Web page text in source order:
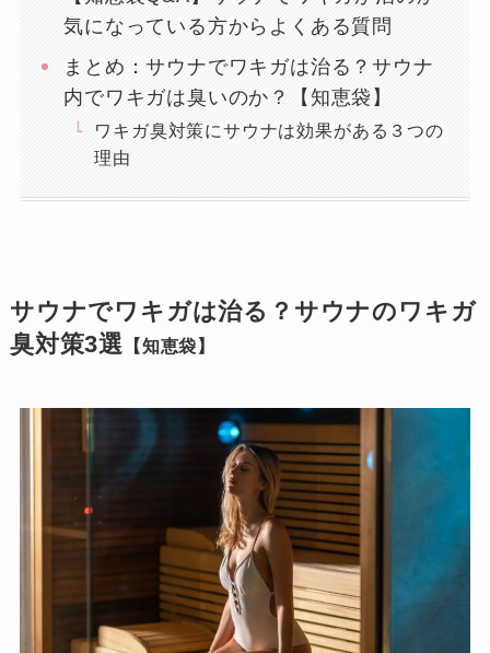
気になっている方からよくある質問
まとめ：サウナでワキガは治る？サウナ
内でワキガは臭いのか？【知恵袋】
ワキガ臭対策にサウナは効果がある３つの
理由
サウナでワキガは治る？サウナのワキガ
臭対策3選 【知恵袋】